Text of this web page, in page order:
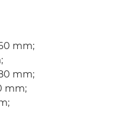
mm;
mm;
mm;